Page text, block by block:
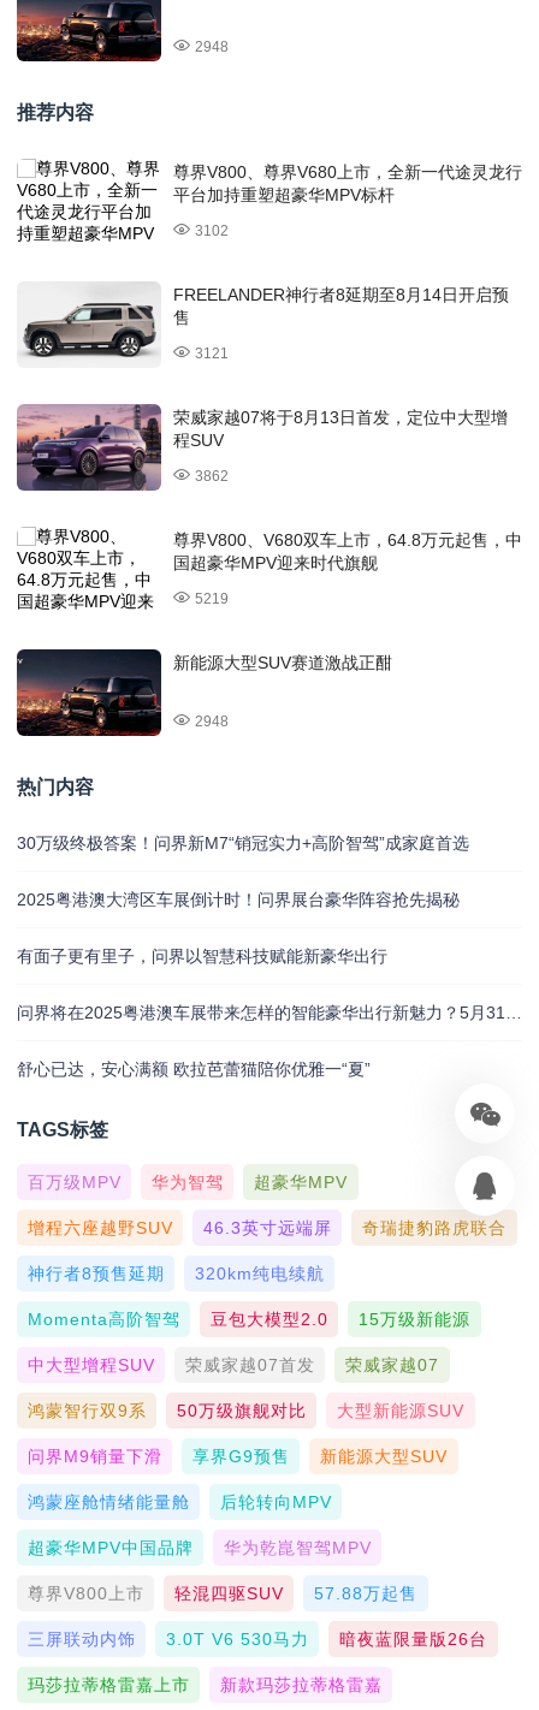
2948
推荐内容
尊界V800、尊界V680上市，全新一代途灵龙行
平台加持重塑超豪华MPV标杆
3102
FREELANDER神行者8延期至8月14日开启预
售
3121
荣威家越07将于8月13日首发，定位中大型增
程SUV
3862
尊界V800、V680双车上市，64.8万元起售，中
国超豪华MPV迎来时代旗舰
5219
新能源大型SUV赛道激战正酣
2948
热门内容
30万级终极答案！问界新M7“销冠实力+高阶智驾”成家庭首选
2025粤港澳大湾区车展倒计时！问界展台豪华阵容抢先揭秘
有面子更有里子，问界以智慧科技赋能新豪华出行
舒心已达，安心满额 欧拉芭蕾猫陪你优雅一“夏”
TAGS标签
百万级MPV 华为智驾 超豪华MPV
增程六座越野SUV 46.3英寸远端屏 奇瑞捷豹路虎联合
神行者8预售延期 320km纯电续航
Momenta高阶智驾 豆包大模型2.0 15万级新能源
中大型增程SUV 荣威家越07首发 荣威家越07
鸿蒙智行双9系 50万级旗舰对比 大型新能源SUV
问界M9销量下滑 享界G9预售 新能源大型SUV
鸿蒙座舱情绪能量舱 后轮转向MPV
超豪华MPV中国品牌 华为乾崑智驾MPV
尊界V800上市 轻混四驱SUV 57.88万起售
三屏联动内饰 3.0T V6 530马力 暗夜蓝限量版26台
玛莎拉蒂格雷嘉上市 新款玛莎拉蒂格雷嘉